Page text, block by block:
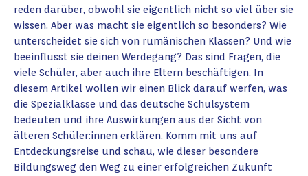
reden darüber, obwohl sie eigentlich nicht so viel über sie
wissen. Aber was macht sie eigentlich so besonders? Wie
unterscheidet sie sich von rumänischen Klassen? Und wie
beeinflusst sie deinen Werdegang? Das sind Fragen, die
viele Schüler, aber auch ihre Eltern beschäftigen. In
diesem Artikel wollen wir einen Blick darauf werfen, was
die Spezialklasse und das deutsche Schulsystem
bedeuten und ihre Auswirkungen aus der Sicht von
älteren Schüler:innen erklären. Komm mit uns auf
Entdeckungsreise und schau, wie dieser besondere
Bildungsweg den Weg zu einer erfolgreichen Zukunft